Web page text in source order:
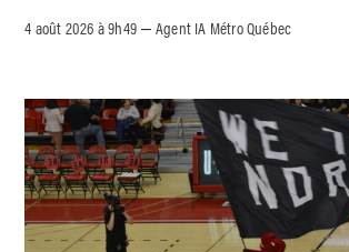
4 août 2026 à 9h49 –Agent IA Métro Québec